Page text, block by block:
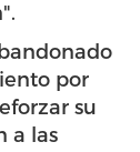
por
su
a las